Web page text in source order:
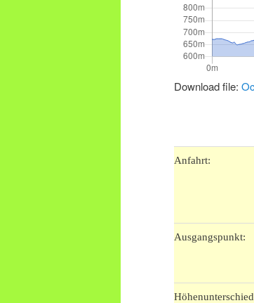
Download file:
Anfahrt:
Ausgangspunkt: